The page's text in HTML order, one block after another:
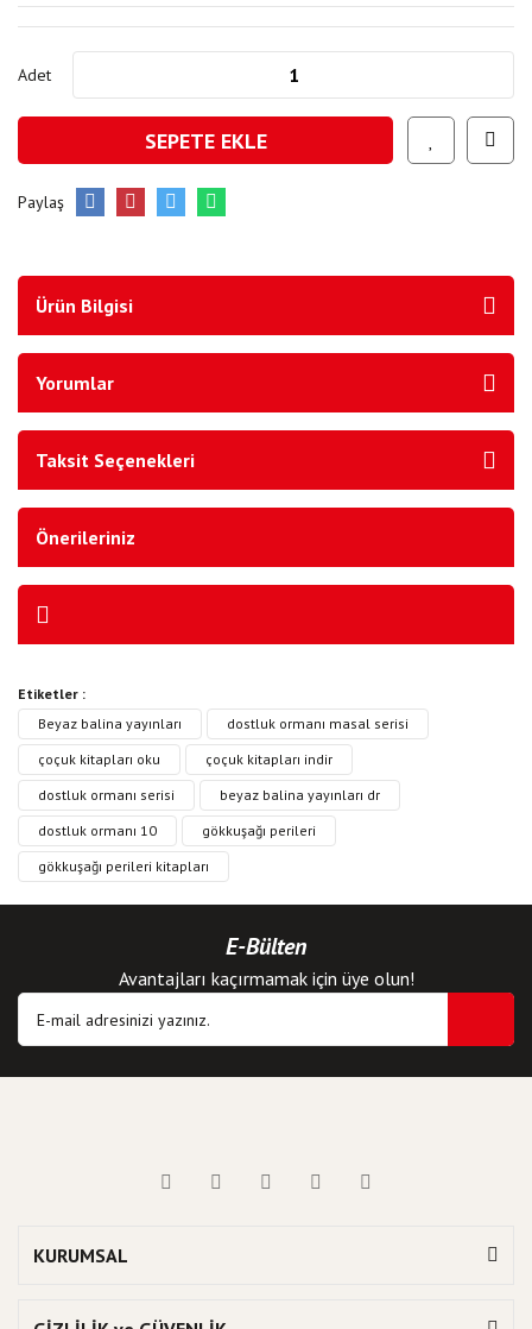
Adet
SEPETE EKLE
Paylaş
Ürün Bilgisi
Yorumlar
Taksit Seçenekleri
Önerileriniz
Etiketler :
Beyaz balina yayınları
dostluk ormanı masal serisi
çoçuk kitapları oku
çoçuk kitapları indir
dostluk ormanı serisi
beyaz balina yayınları dr
dostluk ormanı 10
gökkuşağı perileri
gökkuşağı perileri kitapları
E-Bülten
Avantajları kaçırmamak için üye olun!
KURUMSAL